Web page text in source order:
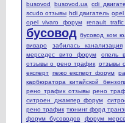
busovod busovod.ua cdi
scudo отзывы hdi двигатель opel
opel vivaro форум
renault
бусовод бусовод ком
виваро
забилась канализация
мерседес вито форум
опель
отзывы о рено трафик отзывы
експерт пежо експерт форум
карбюратора китайской
рено трафик отзывы рено
ситроен джампер форум
рено трафик тюнинг форд
форум бусоводов
форум